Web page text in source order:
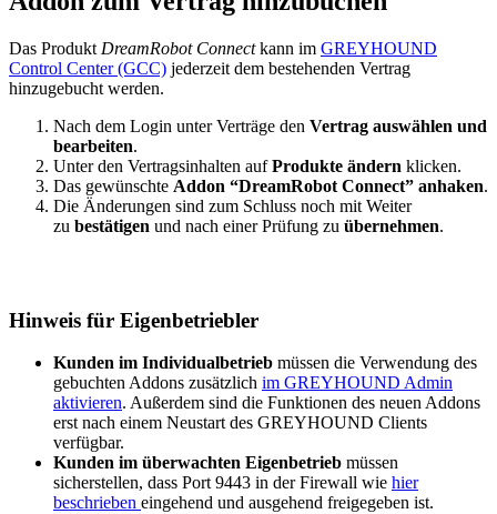
Das Produkt DreamRobot Connectkann im GREYHOUND
Control Center (GCC) jederzeit dem bestehenden Vertrag
hinzugebucht werden.
Nach dem Login unter Verträge den Vertrag auswählen und
bearbeiten.
Unter den Vertragsinhalten aufProdukte ändern klicken.
Das gewünschte Addon “DreamRobot Connect” anhaken.
Die Änderungen sind zum Schluss noch mit Weiter
zu bestätigen und nach einer Prüfung zu übernehmen.
Hinweis für Eigenbetriebler
Kunden im Individualbetrieb müssen die Verwendung des
gebuchten Addons zusätzlich im GREYHOUND Admin
aktivieren. Außerdem sind die Funktionen des neuen Addons
erst nach einem Neustart des GREYHOUND Clients
verfügbar.
Kunden im überwachten Eigenbetrieb müssen
sicherstellen, dass Port 9443 in der Firewall wie hier
beschrieben eingehend und ausgehend freigegeben ist.